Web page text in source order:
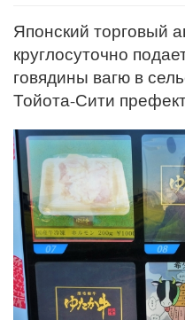
Японский торговый
круглосуточно
говядины вагю в
Тойота-Сити